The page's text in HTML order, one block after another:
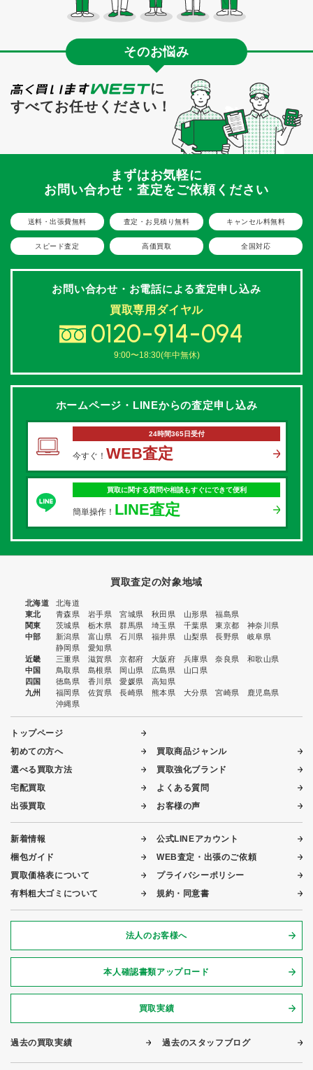
そのお悩み
に
すべてお任せください！
まずはお気軽に
お問い合わせ・査定をご依頼ください
送料・出張費無料 査定・お見積り無料 キャンセル料無料
スピード査定 高価買取 全国対応
お問い合わせ・お電話による査定申し込み
買取専用ダイヤル
0120-914-094
9:00〜18:30(年中無休)
ホームページ・LINEからの査定申し込み
24時間365日受付
今すぐ！ WEB査定
買取に関する質問や相談もすぐにできて便利
簡単操作！ LINE査定
買取査定の対象地域
北海道
北海道
東北
青森県 岩手県 宮城県 秋田県 山形県
福島県
関東
茨城県 栃木県 群馬県 埼玉県 千葉県 東京都
神奈川県
中部
新潟県 富山県 石川県 福井県 山梨県 長野県
岐阜県
静岡県
愛知県
近畿
三重県 滋賀県 京都府 大阪府 兵庫県 奈良県
和歌山県
中国
鳥取県 島根県 岡山県 広島県
山口県
四国
徳島県 香川県 愛媛県
高知県
九州
福岡県 佐賀県 長崎県 熊本県 大分県 宮崎県
鹿児島県
沖縄県
トップページ
初めての方へ
選べる買取方法
宅配買取
出張買取
買取商品ジャンル
買取強化ブランド
よくある質問
お客様の声
新着情報
梱包ガイド
買取価格表について
有料粗大ゴミについて
公式LINEアカウント
WEB査定・出張のご依頼
プライバシーポリシー
規約・同意書
法人のお客様へ
本人確認書類アップロード
買取実績
過去の買取実績 過去のスタッフブログ